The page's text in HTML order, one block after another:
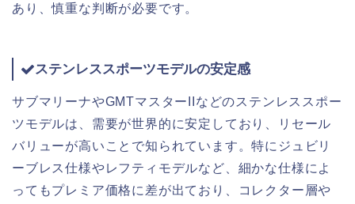
あり、慎重な判断が必要です。
ステンレススポーツモデルの安定感
サブマリーナやGMTマスターIIなどのステンレススポー
ツモデルは、需要が世界的に安定しており、リセール
バリューが高いことで知られています。特にジュビリ
ーブレス仕様やレフティモデルなど、細かな仕様によ
ってもプレミア価格に差が出ており、コレクター層や